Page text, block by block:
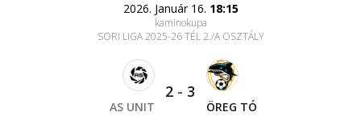
2026. Január 16. 18:15
kaminokupa
SORI LIGA 2025-26 TÉL 2./A OSZTÁLY
AS UNIT
2 - 3
ÖREG TÓ